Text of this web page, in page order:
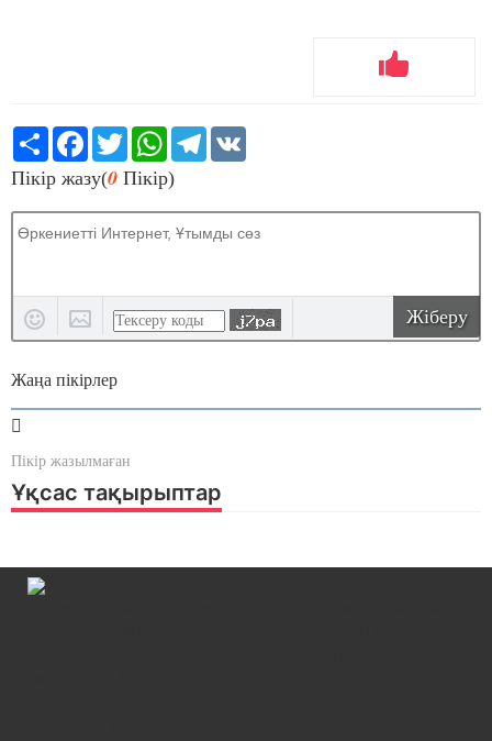
Share Facebook
TwitterWhatsApp
Telegram
Пікір жазу(0 Пікір)
Жіберу
Жаңа пікірлер
Пікір жазылмаған
Ұқсас тақырыптар